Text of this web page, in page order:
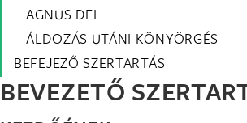
AGNUS DEI
ÁLDOZÁS UTÁNI KÖNYÖRGÉS
BEFEJEZŐ SZERTARTÁS
BEVEZETŐ